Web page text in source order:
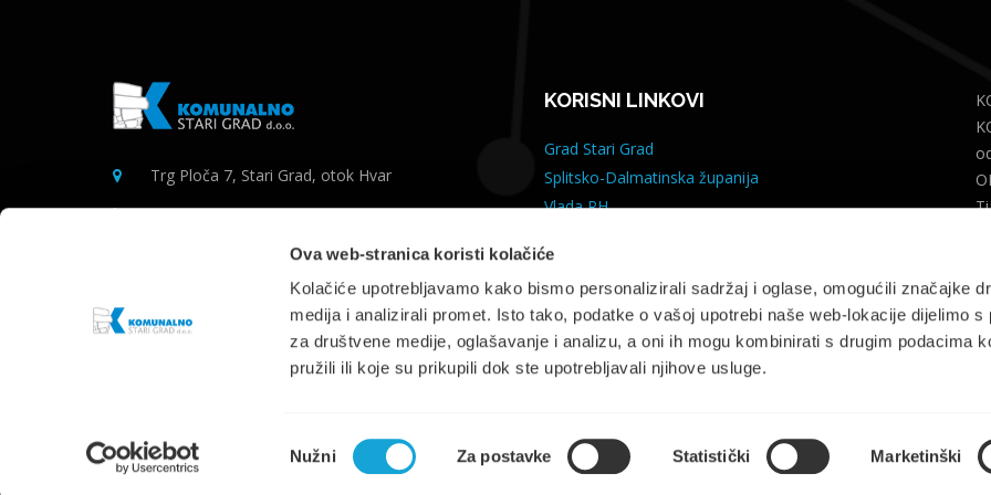
Ova web-stranica koristi kolačiće
Kolačiće upotrebljavamo kako bismo personalizirali sadržaj i oglase, omogućili značajke
medija i analizirali promet. Isto tako, podatke o vašoj upotrebi naše web-lokacije dijelimo s
za društvene medije, oglašavanje i analizu, a oni ih mogu kombinirati s drugim podacima
pružili ili koje su prikupili dok ste upotrebljavali njihove usluge.
pristanka
Nužni Za postavke Statistički Marketinški
Trg Ploča 7, Stari Grad, otok Hvar
UPRAVA +385 21 765 299
+385 95 6600 205
info@komunalno-stari-grad.hr
KORISNI LINKOVI
Grad Stari Grad
Splitsko-Dalmatinska županija
Vlada RH
Fond za zaštitu okoliša
RCCO.HR
Strukturni fondovi
©KOMUNALNO STARI GRAD 2018|Cookie Policy | Developed byNove vibracije